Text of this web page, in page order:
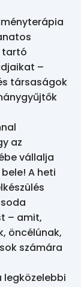
tartó
–
társaságok
az
vállalja
A heti
– amit,
öncélúnak,
számára